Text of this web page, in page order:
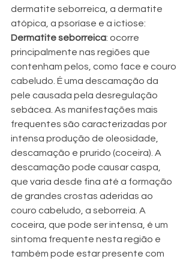
dermatite seborreica, a dermatite
atópica, a psoríase e a ictiose:
Dermatite seborreica: ocorre
principalmente nas regiões que
contenham pelos, como face e couro
cabeludo. É uma descamação da
pele causada pela desregulação
sebácea. As manifestações mais
frequentes são caracterizadas por
intensa produção de oleosidade,
descamação e prurido (coceira). A
descamação pode causar caspa,
que varia desde fina até a formação
de grandes crostas aderidas ao
couro cabeludo, a seborreia. A
coceira, que pode ser intensa, é um
sintoma frequente nesta região e
também pode estar presente com